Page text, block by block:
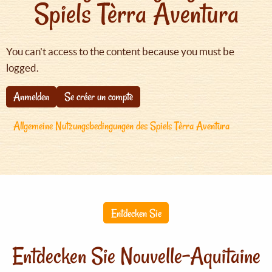
Spiels Tèrra Aventura
You can't access to the content because you must be
logged.
Anmelden
Se créer un compte
Allgemeine Nutzungsbedingungen des Spiels Tèrra Aventura
Entdecken Sie
Entdecken Sie Nouvelle-Aquitaine